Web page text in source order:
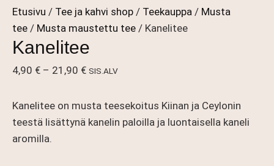
Etusivu / Tee ja kahvi shop / Teekauppa / Musta
tee / Musta maustettu tee / Kanelitee
Kanelitee
4,90 € – 21,90 €Hintaluokka:
-
21,90 €
SIS.ALV
Kanelitee on musta teesekoitus Kiinan ja Ceylonin
teestä lisättynä kanelin paloilla ja luontaisella kaneli
aromilla.